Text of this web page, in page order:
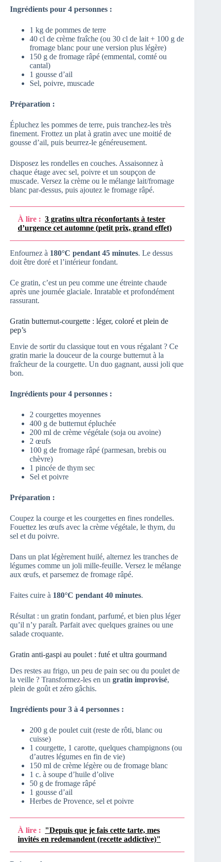
Ingrédients pour 4 personnes :
1 kg de pommes de terre
40 cl de crème fraîche (ou 30 cl de lait + 100 g de
fromage blanc pour une version plus légère)
150 g de fromage râpé (emmental, comté ou
cantal)
1 gousse d’ail
Sel, poivre, muscade
Préparation :
Épluchez les pommes de terre, puis tranchez-les très
finement. Frottez un plat à gratin avec une moitié de
gousse d’ail, puis beurrez-le généreusement.
Disposez les rondelles en couches. Assaisonnez à
chaque étage avec sel, poivre et un soupçon de
muscade. Versez la crème ou le mélange lait/fromage
blanc par-dessus, puis ajoutez le fromage râpé.
À lire : 3 gratins ultra réconfortants à tester
d’urgence cet automne (petit prix, grand effet)
Enfournez à 180°C pendant 45 minutes. Le dessus
doit être doré et l’intérieur fondant.
Ce gratin, c’est un peu comme une étreinte chaude
après une journée glaciale. Inratable et profondément
rassurant.
Gratin butternut-courgette : léger, coloré et plein de
pep’s
Envie de sortir du classique tout en vous régalant ? Ce
gratin marie la douceur de la courge butternut à la
fraîcheur de la courgette. Un duo gagnant, aussi joli que
bon.
Ingrédients pour 4 personnes :
2 courgettes moyennes
400 g de butternut épluchée
200 ml de crème végétale (soja ou avoine)
2 œufs
100 g de fromage râpé (parmesan, brebis ou
chèvre)
1 pincée de thym sec
Sel et poivre
Préparation :
Coupez la courge et les courgettes en fines rondelles.
Fouettez les œufs avec la crème végétale, le thym, du
sel et du poivre.
Dans un plat légèrement huilé, alternez les tranches de
légumes comme un joli mille-feuille. Versez le mélange
aux œufs, et parsemez de fromage râpé.
Faites cuire à 180°C pendant 40 minutes.
Résultat : un gratin fondant, parfumé, et bien plus léger
qu’il n’y paraît. Parfait avec quelques graines ou une
salade croquante.
Gratin anti-gaspi au poulet : futé et ultra gourmand
Des restes au frigo, un peu de pain sec ou du poulet de
la veille ? Transformez-les en un gratin improvisé,
plein de goût et zéro gâchis.
Ingrédients pour 3 à 4 personnes :
200 g de poulet cuit (reste de rôti, blanc ou
cuisse)
1 courgette, 1 carotte, quelques champignons (ou
d’autres légumes en fin de vie)
150 ml de crème légère ou de fromage blanc
1 c. à soupe d’huile d’olive
50 g de fromage râpé
1 gousse d’ail
Herbes de Provence, sel et poivre
À lire : "Depuis que je fais cette tarte, mes
invités en redemandent (recette addictive)"